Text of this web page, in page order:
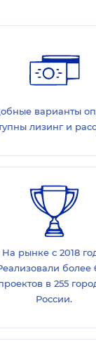
варианты
лизинг и
На рынке с 2018
более
в 255
России.